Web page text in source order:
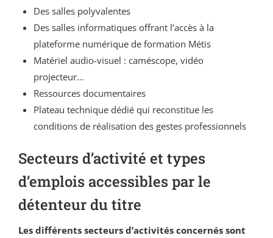
Des salles polyvalentes
Des salles informatiques offrant l’accès à la
plateforme numérique de formation Métis
Matériel audio-visuel : caméscope, vidéo
projecteur…
Ressources documentaires
Plateau technique dédié qui reconstitue les
conditions de réalisation des gestes professionnels
Secteurs d’activité et types
d’emplois accessibles par le
détenteur du titre
Les différents secteurs d’activités concernés sont